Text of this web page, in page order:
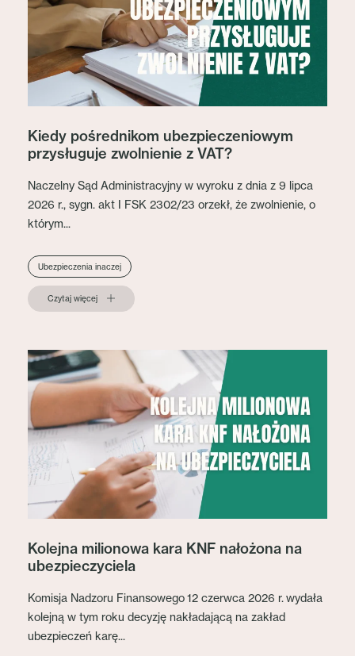
Kiedy pośrednikom ubezpieczeniowym
przysługuje zwolnienie z VAT?
Naczelny Sąd Administracyjny w wyroku z dnia z 9 lipca
2026 r., sygn. akt I FSK 2302/23 orzekł, że zwolnienie, o
którym...
Ubezpieczenia inaczej
Czytaj więcej
Kolejna milionowa kara KNF nałożona na
ubezpieczyciela
Komisja Nadzoru Finansowego 12 czerwca 2026 r. wydała
kolejną w tym roku decyzję nakładającą na zakład
ubezpieczeń karę...